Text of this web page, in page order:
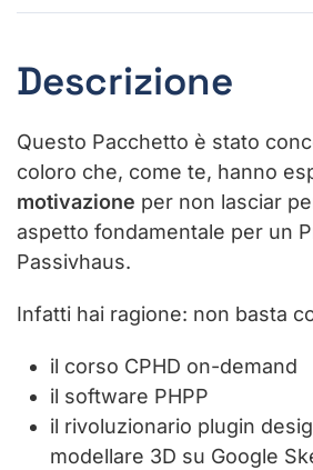
Descrizione
Questo Pacchetto è stato
coloro che, come te, hanno
motivazione per non lasciar
aspetto fondamentale per un
Passivhaus.
Infatti hai ragione: non basta
il corso CPHD on-demand
il software PHPP
il rivoluzionario plugin
modellare 3D su Google